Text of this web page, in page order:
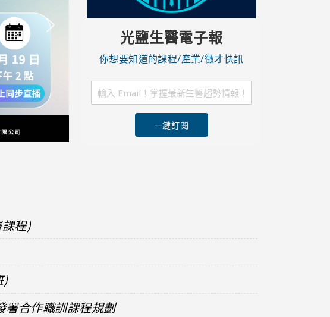
光鹽生醫電子報
你想要知道的課程/產業/徵才快訊
一鍵訂閱
程)
)
署合作職訓課程規劃